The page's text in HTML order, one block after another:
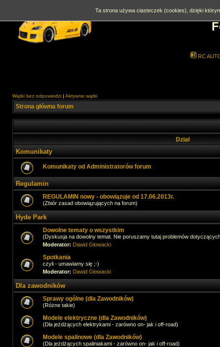
RC
Wątki bez odpowiedzi | Aktywne wątki
Strona główna forum
Dział
Komunikaty
Komunikaty od Administratorów forum
Regulamin
REGULAMIN nowy - obowiązuje od 17.06.2013r.
(Zbiór zasad obowiązujących na forum)
Hyde Park
Dowolne tematy o wszystkim
(Dyskusja na dowolny temat. Nie poruszamy tutaj problemów
Moderator: Dawid Głowacki
Spotkania
czyli - umawiamy się ;-)
Moderator: Dawid Głowacki
Dla zawodników
Sprawy ogólne (dla Zawodników)
(Różne takie)
Modele elektryczne (dla Zawodników)
(Dla jeżdżących elektrykami - zarówno on- jak i off-road)
Modele spalinowe (dla Zawodników)
(Dla jeżdżących spaliniakami - zarówno on- jak i off-road)
Ta strona używa ciasteczek (cookies), dzięki